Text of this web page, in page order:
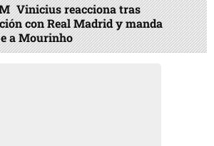
Vinicius reacciona tras
con Real Madrid y manda
a Mourinho